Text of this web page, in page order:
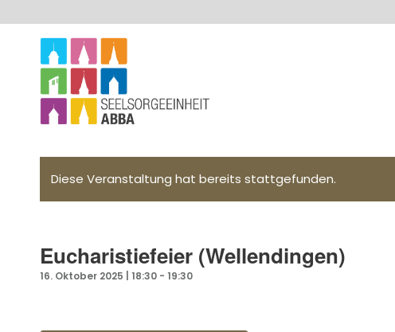
Diese Veranstaltung hat bereits stattgefunden.
Eucharistiefeier (Wellendingen)
16. Oktober 2025 | 18:30 - 19:30